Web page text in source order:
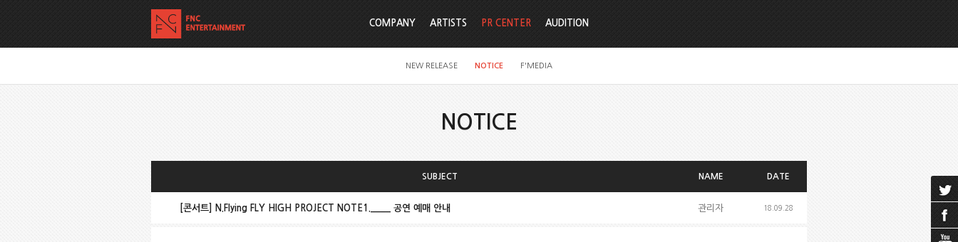
COMPANY ARTISTS PR CENTER
NEW RELEASE NOTICE F'MEDIA
AUDITION
NOTICE
SUBJECT NAME DATE
[콘서트] N.Flying FLY HIGH PROJECT NOTE1.____ 공연 예매 안내 관리자 18.09.28